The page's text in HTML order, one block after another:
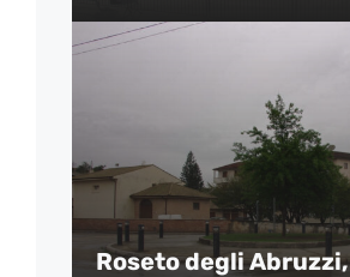
Roseto degli Abruzzi,